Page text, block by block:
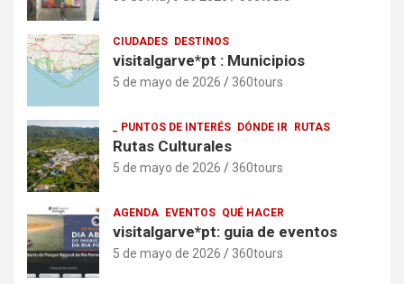
CIUDADES DESTINOS
visitalgarve*pt : Municipios
5 de mayo de 2026 360tours
_ PUNTOS DE INTERÉS DÓNDE IR RUTAS
Rutas Culturales
5 de mayo de 2026 360tours
AGENDA EVENTOS QUÉ HACER
visitalgarve*pt: guia de eventos
5 de mayo de 2026 360tours